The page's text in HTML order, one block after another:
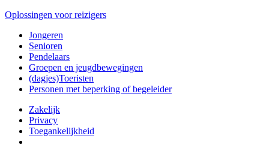
Oplossingen voor reizigers
Jongeren
Senioren
Pendelaars
Groepen en jeugdbewegingen
(dagjes)Toeristen
Personen met beperking of begeleider
Zakelijk
Privacy
Toegankelijkheid